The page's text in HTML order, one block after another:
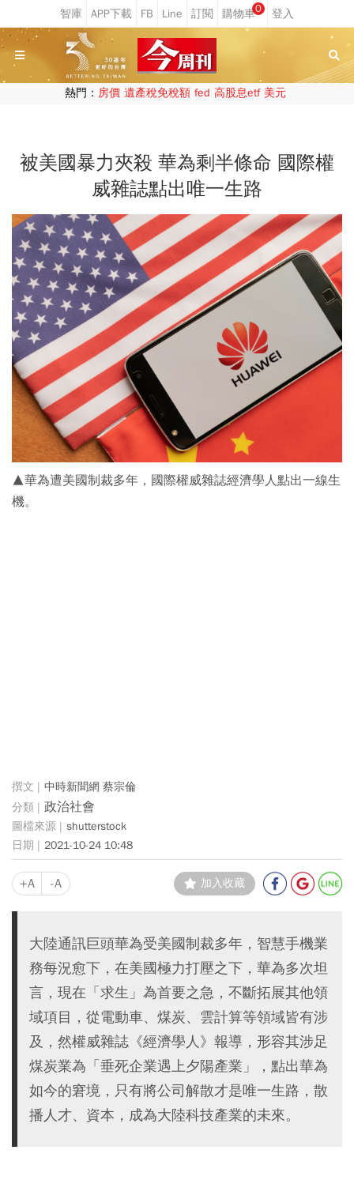
0
熱門： 房價 遺產稅免稅額 fed 高股息etf 美元
被美國暴力夾殺 華為剩半條命 國際權
威雜誌點出唯一生路
▲華為遭美國制裁多年，國際權威雜誌經濟學人點出一線生
機。
中時新聞網 蔡宗倫
政治社會
shutterstock
2021-10-24 10:48
+A -A 加入收藏
大陸通訊巨頭華為受美國制裁多年，智慧手機業
務每況愈下，在美國極力打壓之下，華為多次坦
言，現在「求生」為首要之急，不斷拓展其他領
域項目，從電動車、煤炭、雲計算等領域皆有涉
及，然權威雜誌《經濟學人》報導，形容其涉足
煤炭業為「垂死企業遇上夕陽產業」，點出華為
如今的窘境，只有將公司解散才是唯一生路，散
播人才、資本，成為大陸科技產業的未來。